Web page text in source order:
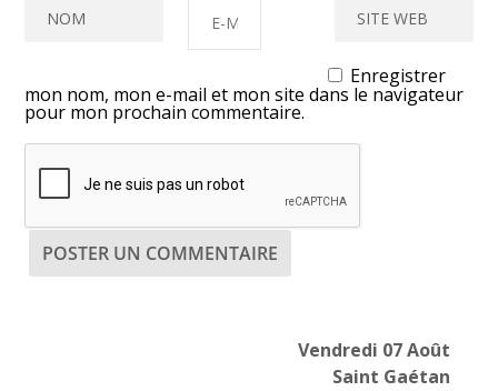
Enregistrer
mon nom, mon e-mail et mon site dans le navigateur
pour mon prochain commentaire.
Vendredi 07 Août
Saint Gaétan